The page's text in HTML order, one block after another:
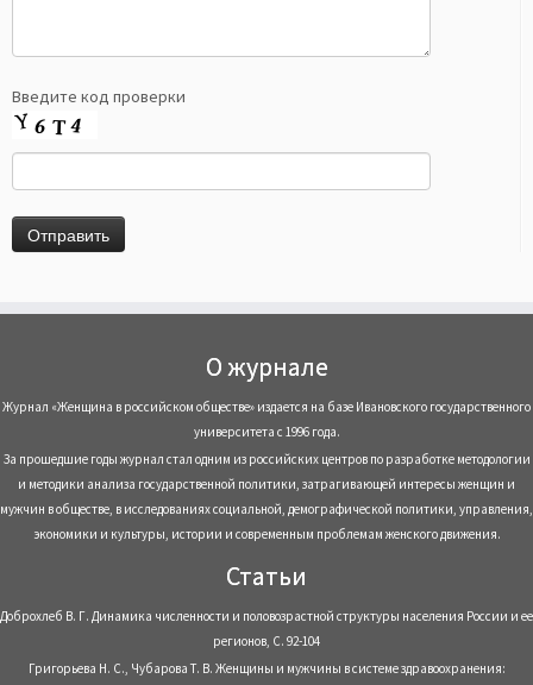
Введите код проверки
О журнале
Журнал «Женщина в российском обществе» издается на базе Ивановского государственного
университета с 1996 года.
За прошедшие годы журнал стал одним из российских центров по разработке методологии
и методики анализа государственной политики, затрагивающей интересы женщин и
мужчин в обществе, в исследованиях социальной, демографической политики, управления,
экономики и культуры, истории и современным проблемам женского движения.
Статьи
Доброхлеб В. Г. Динамика численности и половозрастной структуры населения России и ее
регионов, С. 92-104
Григорьева Н. С., Чубарова Т. В. Женщины и мужчины в системе здравоохранения: